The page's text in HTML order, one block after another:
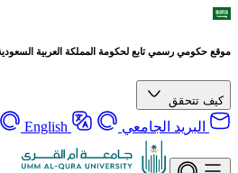
موقع حكومي رسمي تابع لحكومة المملكة العربية
كيف تتحقق
البريد الجامعي English